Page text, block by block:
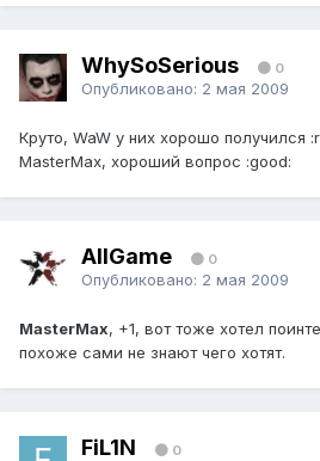
WhySoSerious 0
Опубликовано: 2 мая 2009
Круто, WaW у них хорошо получился
MasterMax, хороший вопрос :good:
AllGame 0
Опубликовано: 2 мая 2009
MasterMax, +1, вот тоже хотел
похоже сами не знают чего хотят.
FiL1N 0